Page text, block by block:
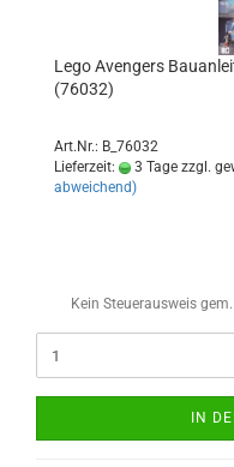
Lego Avengers
(76032)
Art.Nr.: B_76032
Lieferzeit:
3 Tage zzgl.
abweichend)
Kein Steuerausweis
IN